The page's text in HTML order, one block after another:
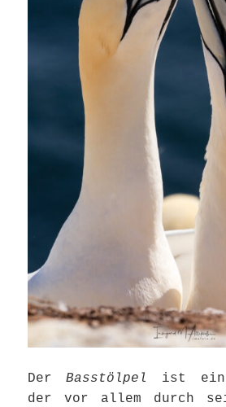
DerBasstölpel
ist ein
der vor allem durch